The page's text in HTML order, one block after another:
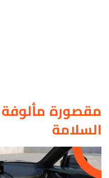
مقصورة مألوفة
السلامة